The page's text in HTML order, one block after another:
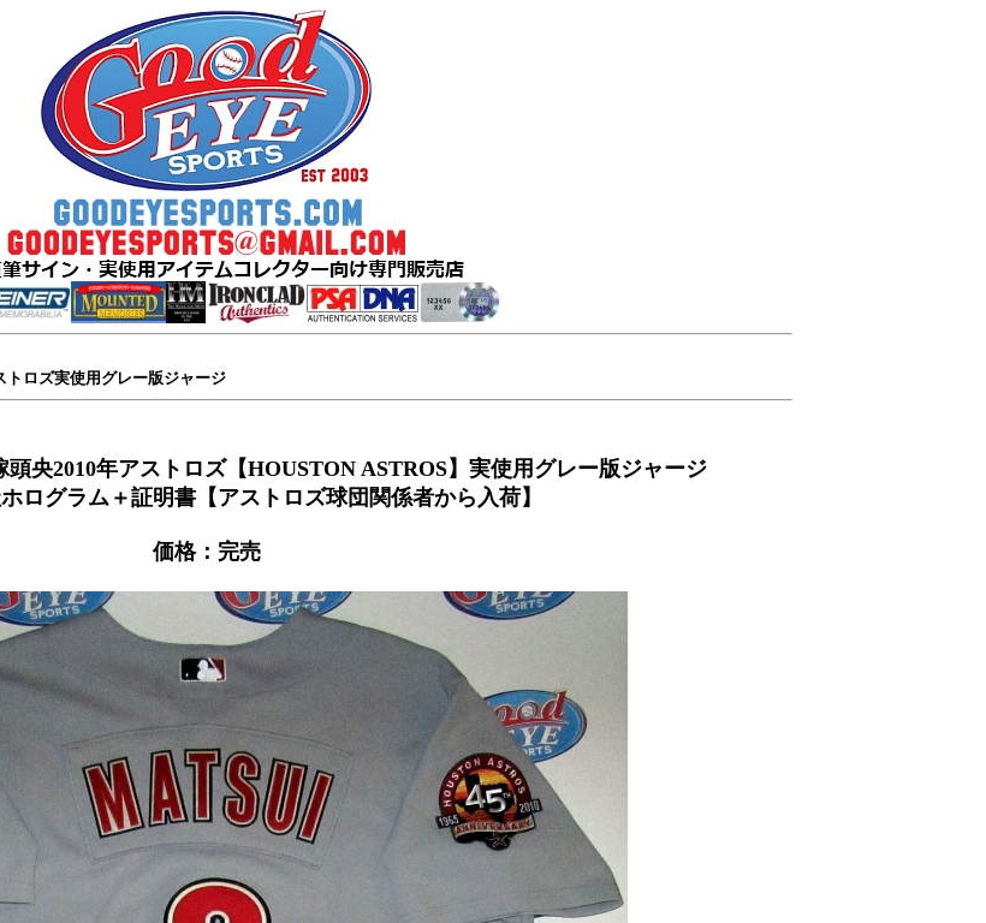
トロズ実使用グレー版ジャージ
頭央2010年アストロズ【HOUSTON ASTROS】実使用グレー版ジャージ
ログラム＋証明書【アストロズ球団関係者から入荷】
価格：完売